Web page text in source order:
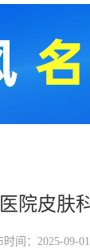
院皮肤
时间：2025-09-01